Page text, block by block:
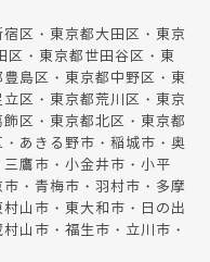
区・東京都大田区・東京
区・東京都世田谷区・東
島区・東京都中野区・東
区・東京都荒川区・東京
区・東京都北区・東京都
あきる野市・稲城市・奥
鷹市・小金井市・小平
・青梅市・羽村市・多摩
山市・東大和市・日の出
山市・福生市・立川市・